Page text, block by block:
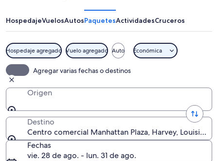
HospedajeVuelosAutosPaquetesActividadesCruceros
Hospedaje agregado Vuelo agregado Auto Económica
Agregar varias fechas o destinos
Origen
Destino
Centro comercial Manhattan Plaza, Harvey, Louisiana,
Fechas
vie. 28 de ago. - lun. 31 de ago.